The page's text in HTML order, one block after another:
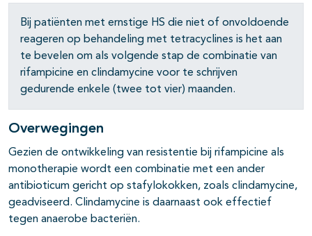
open- en dichtklappen
open- en dichtklappen
open- en dichtklappen
open- en dichtklappen
open- en dichtklappen
open- en dichtklappen
open- en dichtklappen
Bij patiënten met ernstige HS die niet of onvoldoende
reageren op behandeling met tetracyclines is het aan
te bevelen om als volgende stap de combinatie van
rifampicine en clindamycine voor te schrijven
gedurende enkele (twee tot vier) maanden.
Overwegingen
Gezien de ontwikkeling van resistentie bij rifampicine als
monotherapie wordt een combinatie met een ander
antibioticum gericht op stafylokokken, zoals clindamycine,
geadviseerd. Clindamycine is daarnaast ook effectief
tegen anaerobe bacteriën.